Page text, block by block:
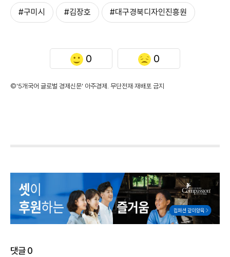
#구미시 #김장호 #대구경북디자인진흥원
0 0
©'5개국어 글로벌 경제신문' 아주경제. 무단전재·재배포 금지
댓글0